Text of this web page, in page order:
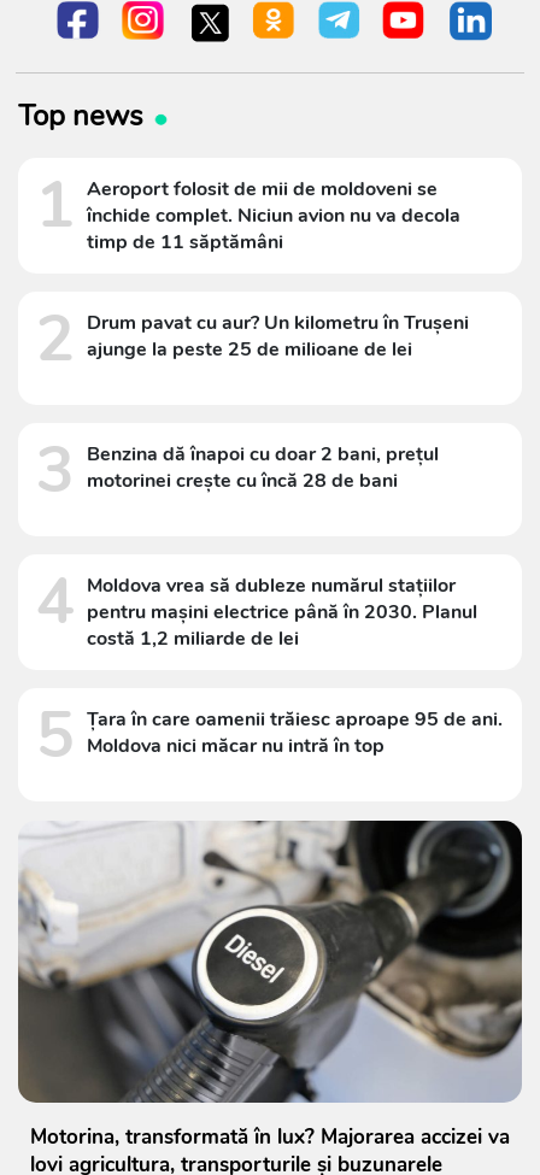
Top news
1 Aeroport folosit de mii de moldoveni se
închide complet. Niciun avion nu va decola
timp de 11 săptămâni
2
Drum pavat cu aur? Un kilometru în Trușeni
ajunge la peste 25 de milioane de lei
3
Benzina dă înapoi cu doar 2 bani, prețul
motorinei crește cu încă 28 de bani
4 Moldova vrea să dubleze numărul stațiilor
pentru mașini electrice până în 2030. Planul
costă 1,2 miliarde de lei
5 Țara în care oamenii trăiesc aproape 95 de ani.
Moldova nici măcar nu intră în top
Motorina, transformată în lux? Majorarea accizei va
lovi agricultura, transporturile și buzunarele